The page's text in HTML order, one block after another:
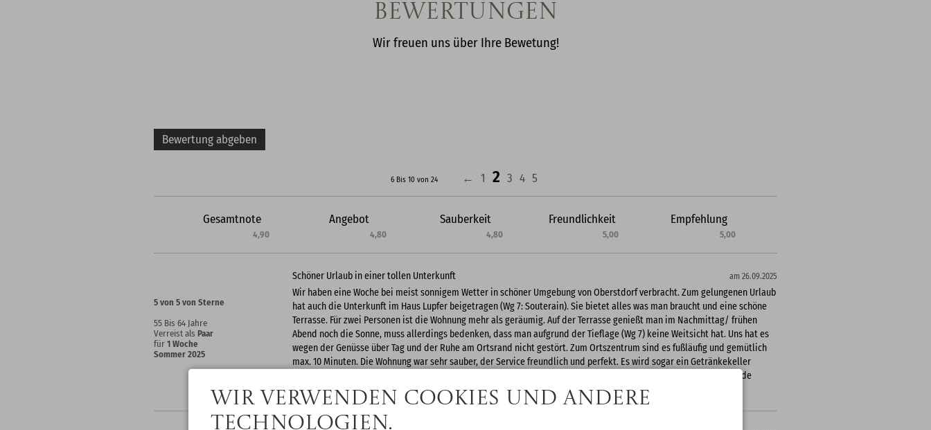
Bewertungen
Wir freuen uns über Ihre Bewetung!
Bewertung abgeben
6 Bis 10 von 24 ← 1 2 3 4 5
Gesamtnote
4,90
Angebot
4,80
Sauberkeit
4,80
Freundlichkeit
5,00
Empfehlung
5,00
5 von 5 von Sterne
55 Bis 64 Jahre
Verreist als Paar
für 1 Woche
Sommer 2025
am 26.09.2025
Schöner Urlaub in einer tollen Unterkunft
Wir haben eine Woche bei meist sonnigem Wetter in schöner Umgebung von Oberstdorf verbracht. Zum gelungenen Urlaub
hat auch die Unterkunft im Haus Lupfer beigetragen (Wg 7: Souterain). Sie bietet alles was man braucht und eine schöne
Terrasse. Für zwei Personen ist die Wohnung mehr als geräumig. Auf der Terrasse genießt man im Nachmittag/ frühen
Abend noch die Sonne, muss allerdings bedenken, dass man aufgrund der Tieflage (Wg 7) keine Weitsicht hat. Uns hat es
wegen der Genüsse über Tag und der Ruhe am Ortsrand nicht gestört. Zum Ortszentrum sind es fußläufig und gemütlich
max. 10 Minuten. Die Wohnung war sehr sauber, der Service freundlich und perfekt. Es wird sogar ein Getränkekeller
angeboten, mit überraschend günstigen Preisen. Vielen Dank an den Verwalter Herrn Jäckle für die zuvorkommende
Betreuung.
Wir verwenden Cookies und andere
Technologien.